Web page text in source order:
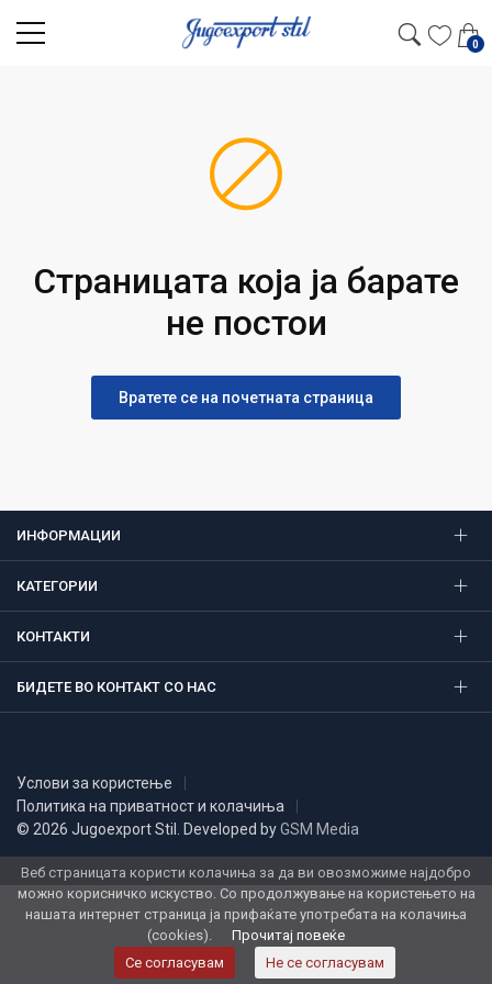
0
Страницата која ја барате
не постои
Вратете се на почетната страница
ИНФОРМАЦИИ
КАТЕГОРИИ
КОНТАКТИ
БИДЕТЕ ВО КОНТАКТ СО НАС
Услови за користење
Политика на приватност и колачиња
© 2026 Jugoexport Stil. Developed byGSM Media
Веб страницата користи колачиња за да ви овозможиме најдобро
можно корисничко искуство. Со продолжување на користењето на
нашата интернет страница ја прифаќате употребата на колачиња
(cookies).
Прочитај повеќе
Се согласувам
Не се согласувам